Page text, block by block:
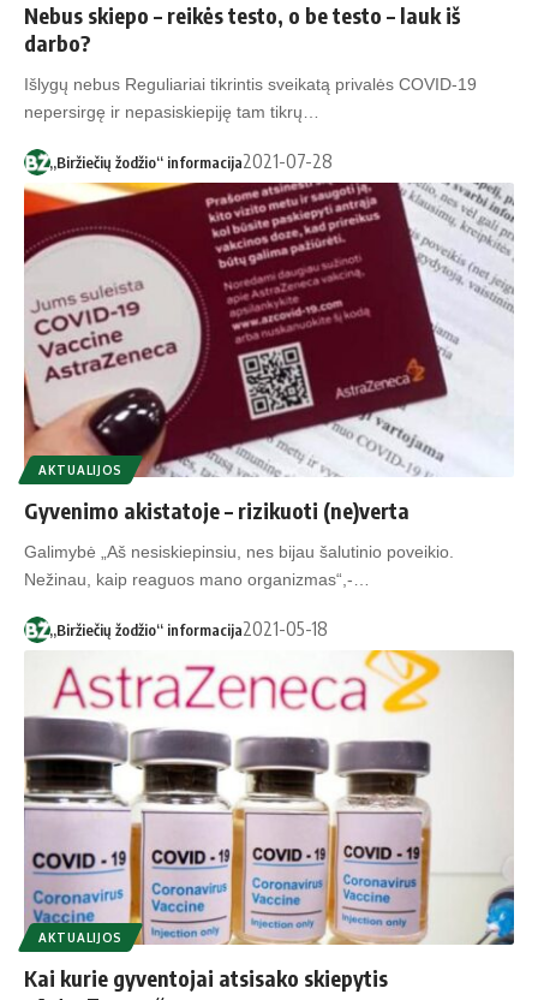
Nebus skiepo – reikės testo, o be testo – lauk iš
darbo?
Išlygų nebus Reguliariai tikrintis sveikatą privalės COVID-19
nepersirgę ir nepasiskiepiję tam tikrų…
„Biržiečių žodžio“ informacija2021-07-28
AKTUALIJOS
Gyvenimo akistatoje – rizikuoti (ne)verta
Galimybė „Aš nesiskiepinsiu, nes bijau šalutinio poveikio.
Nežinau, kaip reaguos mano organizmas“,-…
„Biržiečių žodžio“ informacija2021-05-18
AKTUALIJOS
Kai kurie gyventojai atsisako skiepytis